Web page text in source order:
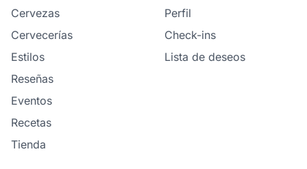
Cervezas
Cervecerías
Estilos
Reseñas
Eventos
Recetas
Tienda
Perfil
Check-ins
Lista de deseos